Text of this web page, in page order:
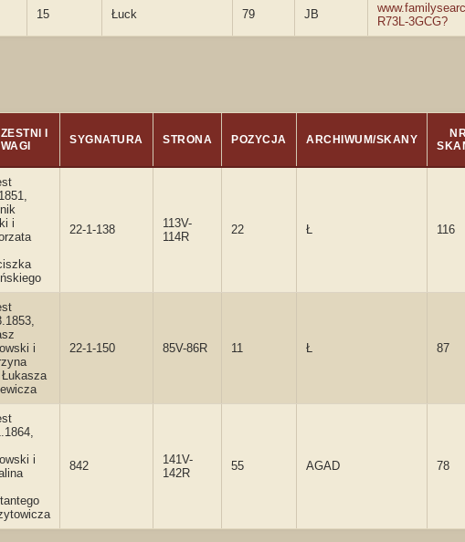
15 Łuck 79 JB
R73L-3GCG?
I
SYGNATURA STRONA POZYCJA ARCHIWUM/SKANY
i
22-1-138
113V-
114R
22 Ł 116
i
22-1-150 85V-86R 11 Ł 87
i
842
141V-
142R
55 AGAD 78